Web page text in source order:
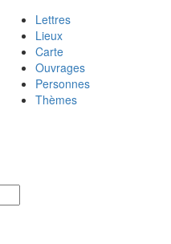
Lettres
Lieux
Carte
Ouvrages
Personnes
Thèmes